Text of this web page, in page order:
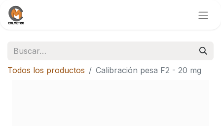
Todos los productos Calibración pesa F2 - 20 mg